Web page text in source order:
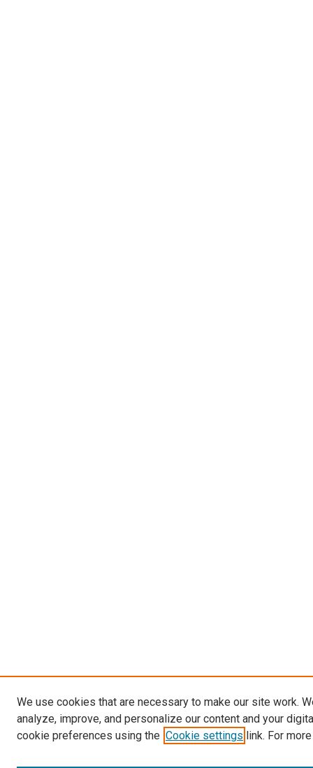
We use cookies that are necessary to make our site work.
analyze, improve, and personalize our content and your
cookie preferences using the Cookie settings link. For